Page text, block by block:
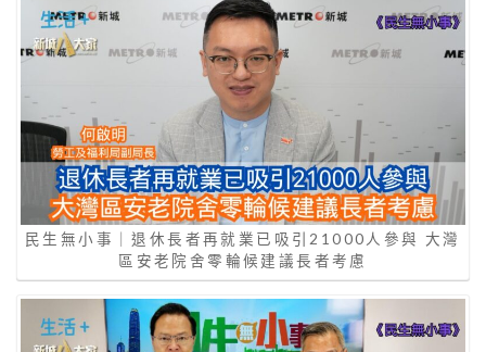
民生無小事｜退休長者再就業已吸引21000人參與 大灣
區安老院舍零輪候建議長者考慮